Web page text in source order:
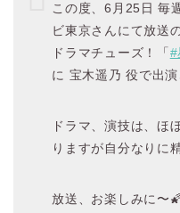
この度、6月25日 毎
ビ東京さんにて放送
ドラマチューズ！「 #
に 宝木遥乃 役で出演
ドラマ、演技は、ほ
りますが自分なりに
放送、お楽しみに〜